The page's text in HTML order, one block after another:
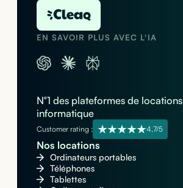
EN SAVOIR PLUS AVEC L'IA
N°1 des plateformes de locations
informatique
Customer rating : 4,7/5
Nos locations
Ordinateurs portables
Téléphones
Tablettes